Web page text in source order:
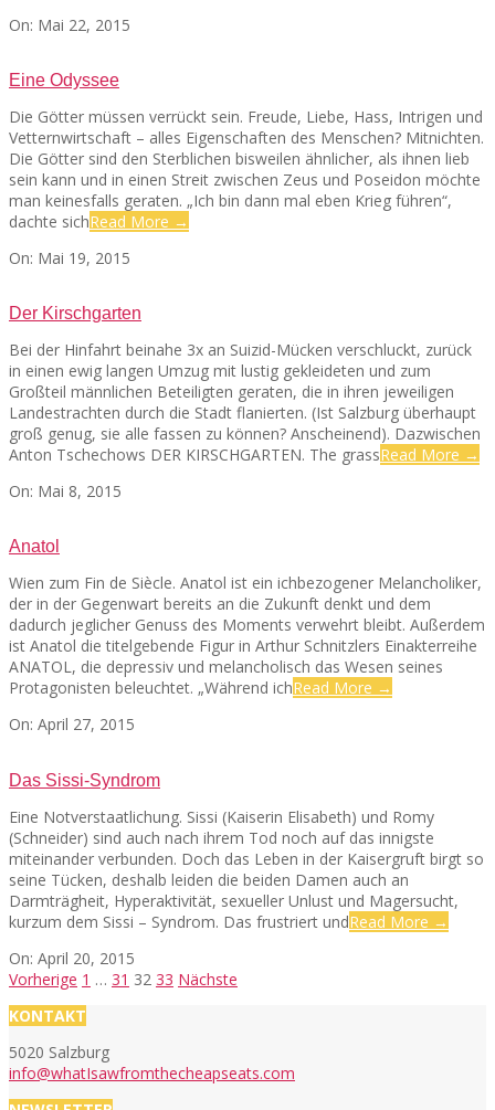
2015-
On: Mai 22, 2015
Eine Odyssee
Die Götter müssen verrückt sein. Freude, Liebe, Hass, Intrigen und
Vetternwirtschaft – alles Eigenschaften des Menschen? Mitnichten.
Die Götter sind den Sterblichen bisweilen ähnlicher, als ihnen lieb
sein kann und in einen Streit zwischen Zeus und Poseidon möchte
man keinesfalls geraten. „Ich bin dann mal eben Krieg führen“,
dachte sichRead More →
2015-
On: Mai 19, 2015
Der Kirschgarten
Bei der Hinfahrt beinahe 3x an Suizid-Mücken verschluckt, zurück
in einen ewig langen Umzug mit lustig gekleideten und zum
Großteil männlichen Beteiligten geraten, die in ihren jeweiligen
Landestrachten durch die Stadt flanierten. (Ist Salzburg überhaupt
groß genug, sie alle fassen zu können? Anscheinend). Dazwischen
Anton Tschechows DER KIRSCHGARTEN. The grassRead More →
2015-
On: Mai 8, 2015
Anatol
Wien zum Fin de Siècle. Anatol ist ein ichbezogener Melancholiker,
der in der Gegenwart bereits an die Zukunft denkt und dem
dadurch jeglicher Genuss des Moments verwehrt bleibt. Außerdem
ist Anatol die titelgebende Figur in Arthur Schnitzlers Einakterreihe
ANATOL, die depressiv und melancholisch das Wesen seines
Protagonisten beleuchtet. „Während ichRead More →
2015-
On: April 27, 2015
Das Sissi-Syndrom
Eine Notverstaatlichung. Sissi (Kaiserin Elisabeth) und Romy
(Schneider) sind auch nach ihrem Tod noch auf das innigste
miteinander verbunden. Doch das Leben in der Kaisergruft birgt so
seine Tücken, deshalb leiden die beiden Damen auch an
Darmträgheit, Hyperaktivität, sexueller Unlust und Magersucht,
kurzum dem Sissi – Syndrom. Das frustriert undRead More →
2015-
04-
On: April 20, 2015
Seitennummerierung
der
Vorherige 1 … 31 32 33 Nächste
KONTAKT
5020 Salzburg
info@whatIsawfromthecheapseats.com